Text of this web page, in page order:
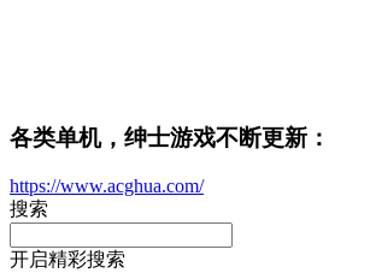
各类单机，绅士游戏不断更新：
https://www.acghua.com/
搜索
开启精彩搜索